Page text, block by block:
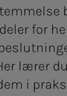
for
lærer
i